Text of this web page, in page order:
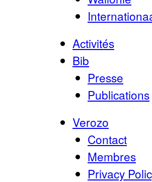
Activités
Bib
Presse
Publications
Verozo
Contact
Membres
Privacy